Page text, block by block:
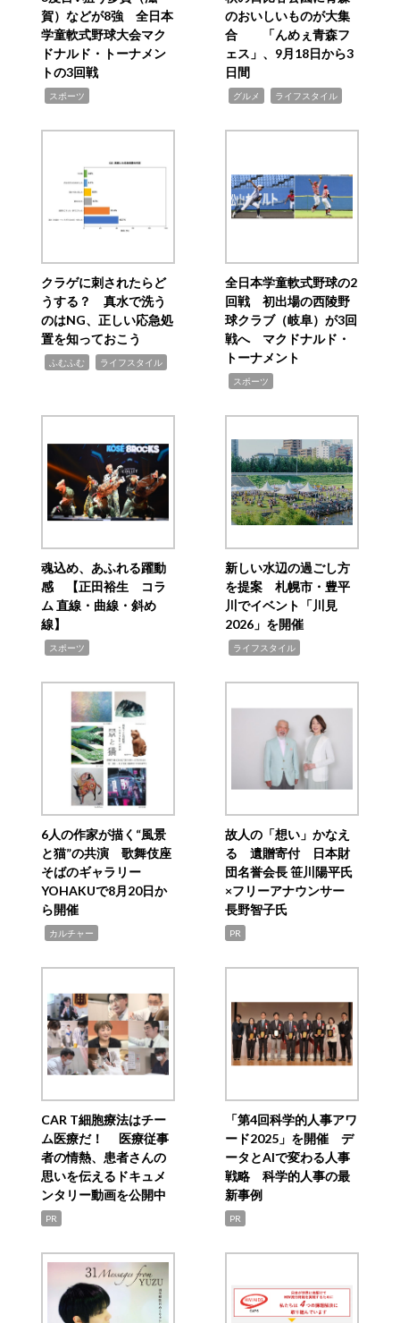
賀）などが8強 全日本
学童軟式野球大会マク
ドナルド・トーナメン
トの3回戦
スポーツ
のおいしいものが大集
合 「んめぇ青森フ
ェス」、9月18日から3
日間
グルメ ライフスタイル
クラゲに刺されたらど
うする？ 真水で洗う
のはNG、正しい応急処
置を知っておこう
ふむふむ ライフスタイル
全日本学童軟式野球の2
回戦 初出場の西陵野
球クラブ（岐阜）が3回
戦へ マクドナルド・
トーナメント
スポーツ
魂込め、あふれる躍動
感 【正田裕生 コラ
ム 直線・曲線・斜め
線】
スポーツ
新しい水辺の過ごし方
を提案 札幌市・豊平
川でイベント「川見
2026」を開催
ライフスタイル
6人の作家が描く“風景
と猫”の共演 歌舞伎座
そばのギャラリー
YOHAKUで8月20日か
ら開催
カルチャー
故人の「想い」かなえ
る 遺贈寄付 日本財
団名誉会長 笹川陽平氏
×フリーアナウンサー
長野智子氏
PR
CAR T細胞療法はチー
ム医療だ！ 医療従事
者の情熱、患者さんの
思いを伝えるドキュメ
ンタリー動画を公開中
PR
「第4回科学的人事アワ
ード2025」を開催 デ
ータとAIで変わる人事
戦略 科学的人事の最
新事例
PR